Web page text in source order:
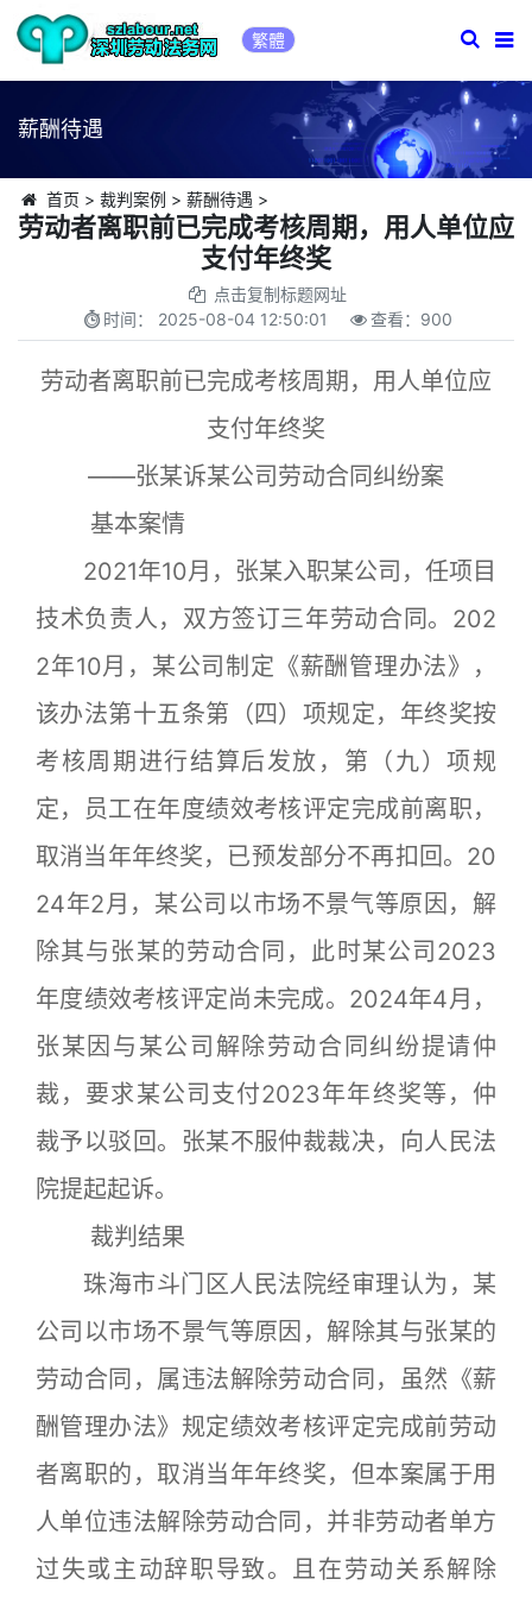
繁體
薪酬待遇
首页 > 裁判案例 > 薪酬待遇 >
劳动者离职前已完成考核周期，用人单位应
支付年终奖
点击复制标题网址
时间： 2025-08-04 12:50:01 查看： 900
劳动者离职前已完成考核周期，用人单位应
支付年终奖
——张某诉某公司劳动合同纠纷案
基本案情
2021年10月，张某入职某公司，任项目
技术负责人，双方签订三年劳动合同。202
2年10月，某公司制定《薪酬管理办法》，
该办法第十五条第（四）项规定，年终奖按
考核周期进行结算后发放，第（九）项规
定，员工在年度绩效考核评定完成前离职，
取消当年年终奖，已预发部分不再扣回。20
24年2月，某公司以市场不景气等原因，解
除其与张某的劳动合同，此时某公司2023
年度绩效考核评定尚未完成。2024年4月，
张某因与某公司解除劳动合同纠纷提请仲
裁，要求某公司支付2023年年终奖等，仲
裁予以驳回。张某不服仲裁裁决，向人民法
院提起起诉。
裁判结果
珠海市斗门区人民法院经审理认为，某
公司以市场不景气等原因，解除其与张某的
劳动合同，属违法解除劳动合同，虽然《薪
酬管理办法》规定绩效考核评定完成前劳动
者离职的，取消当年年终奖，但本案属于用
人单位违法解除劳动合同，并非劳动者单方
过失或主动辞职导致。且在劳动关系解除